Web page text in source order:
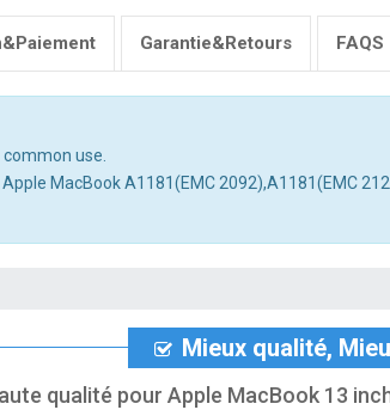
Garantie&Retours FAQS
use.
MacBook A1181(EMC 2092),A1181(EMC
Mieux qualité,
qualité pour Apple MacBook 13